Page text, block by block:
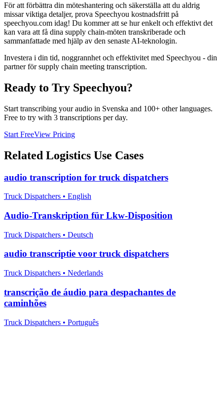
För att förbättra din möteshantering och säkerställa att du aldrig
missar viktiga detaljer, prova Speechyou kostnadsfritt på
speechyou.com idag! Du kommer att se hur enkelt och effektivt det
kan vara att få dina supply chain-möten transkriberade och
sammanfattade med hjälp av den senaste AI-teknologin.
Investera i din tid, noggrannhet och effektivitet med Speechyou - din
partner för supply chain meeting transcription.
Ready to Try Speechyou?
Start transcribing your audio in Svenska and 100+ other languages.
Free to try with 3 transcriptions per day.
Start FreeView Pricing
Related Logistics Use Cases
audio transcription for truck dispatchers
Truck Dispatchers • English
Audio-Transkription für Lkw-Disposition
Truck Dispatchers • Deutsch
audio transcriptie voor truck dispatchers
Truck Dispatchers • Nederlands
transcrição de áudio para despachantes de
caminhões
Truck Dispatchers • Português